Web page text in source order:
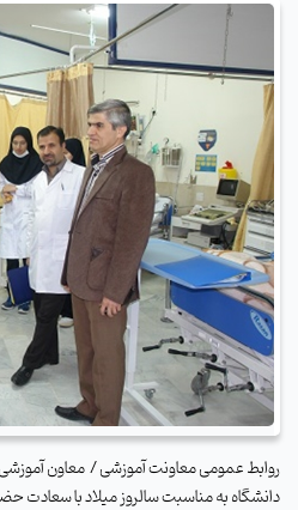
روابط عمومی معاونت آموزشی / معاون
دانشگاه به مناسبت سالروز میلاد با